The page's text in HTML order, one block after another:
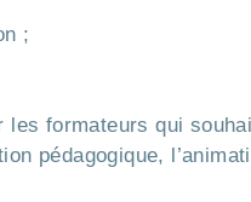
;
les formateurs qui
pédagogique,